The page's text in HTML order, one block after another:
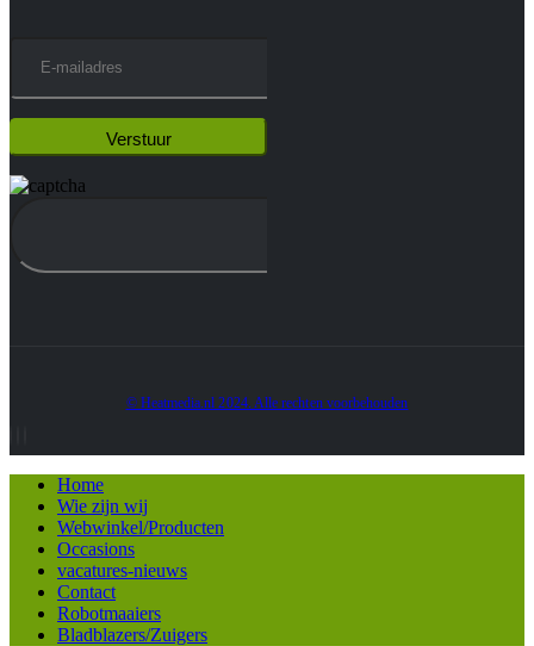
© Heatmedia.nl 2024. Alle rechten voorbehouden
Home
Wie zijn wij
Webwinkel/Producten
Occasions
vacatures-nieuws
Contact
Robotmaaiers
Bladblazers/Zuigers